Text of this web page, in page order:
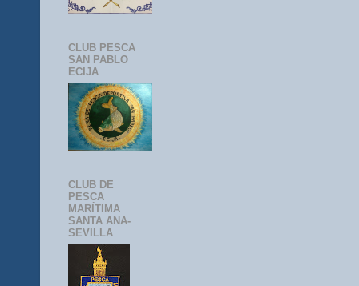
CLUB PESCA
SAN PABLO
ECIJA
CLUB DE
PESCA
MARÍTIMA
SANTA ANA-
SEVILLA